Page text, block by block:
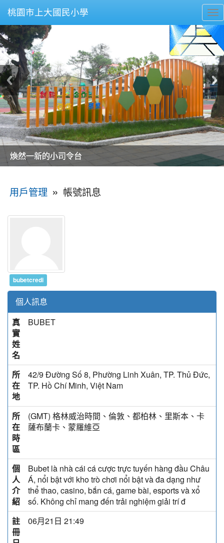
桃園市上大國民小學
美麗的操場是我們活力的來源
美麗的操場是我們活力的來源
煥然一新的小司令台
煥然一新的小司令台
富含桃園埤塘田園風光意象的中廊
富含桃園埤塘田園風光意象的中廊
嶄新的中庭廣場
嶄新的中庭廣場
水生池生生不息
水生池生生不息
用戶管理 » 帳號訊息
bubetcredi
個人訊息
真
實
姓
名
BUBET
所
在
地
42/9 Đường Số 8, Phường Linh Xuân, TP. Thủ Đức,
TP. Hồ Chí Minh, Việt Nam
所
在
時
區
(GMT) 格林威治時間、倫敦、都柏林、里斯本、卡
薩布蘭卡、蒙羅維亞
個
人
介
紹
Bubet là nhà cái cá cược trực tuyến hàng đầu Châu
Á, nổi bật với kho trò chơi nổi bật và đa dạng như
thể thao, casino, bắn cá, game bài, esports và xổ
số. Không chỉ mang đến trải nghiệm giải trí đ
註
冊
06月21日 21:49